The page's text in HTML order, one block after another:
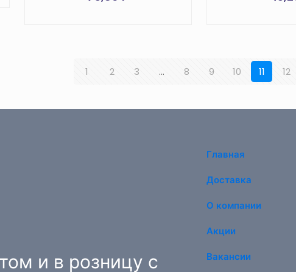
1 2 3 … 8 9 10 11 12
и в розницу с
Главная
Доставка
О компании
Акции
Вакансии